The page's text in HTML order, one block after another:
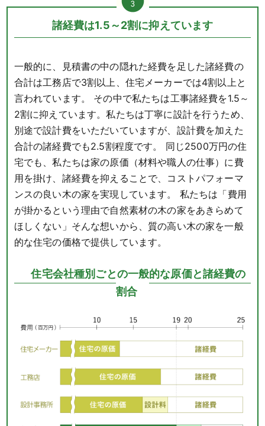
諸経費は1.5～2割に抑えています
一般的に、見積書の中の隠れた経費を足した諸経費の
合計は工務店で3割以上、住宅メーカーでは4割以上と
言われています。 その中で私たちは工事諸経費を1.5～
2割に抑えています。私たちは丁寧に設計を行うため、
別途で設計費をいただいていますが、設計費を加えた
合計の諸経費でも2.5割程度です。 同じ2500万円の住
宅でも、私たちは家の原価（材料や職人の仕事）に費
用を掛け、諸経費を抑えることで、コストパフォーマ
ンスの良い木の家を実現しています。 私たちは「費用
が掛かるという理由で自然素材の木の家をあきらめて
ほしくない」そんな想いから、質の高い木の家を一般
的な住宅の価格で提供しています。
住宅会社種別ごとの一般的な原価と諸経費の
割合